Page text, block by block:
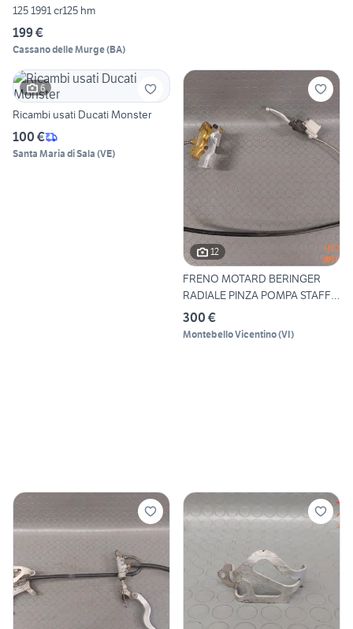
125 1991 cr125 hm
199 €
Cassano delle Murge(BA)
6
Ricambi usati Ducati Monster
100 €
Santa Maria di Sala (VE)
12
FRENO MOTARD BERINGER
RADIALE PINZA POMPA STAFFA
3
300 €
Montebello Vicentino(VI)